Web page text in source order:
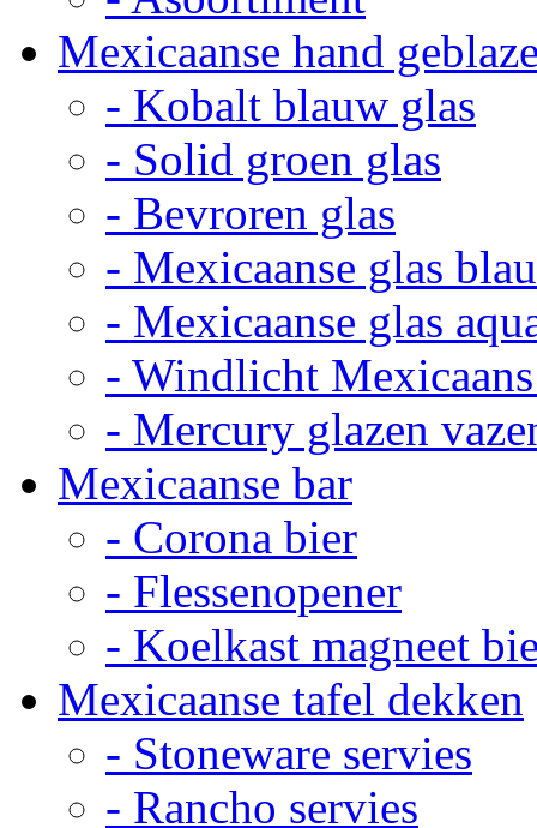
Mexicaanse hand
- Kobalt blauw glas
- Solid groen glas
- Bevroren glas
- Mexicaanse glas
- Mexicaanse glas
- Windlicht
- Mercury glazen
Mexicaanse bar
- Corona bier
- Flessenopener
- Koelkast magneet
Mexicaanse tafel dekken
- Stoneware servies
- Rancho servies